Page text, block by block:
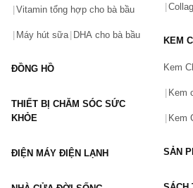
Vấn đề(*)
Vitamin tổng hợp cho bà bầu
Máy hút sữa DHA cho bà bầu
ĐỒNG HỒ
THIẾT BỊ CHĂM SÓC SỨC
KHỎE
ĐIỆN MÁY ĐIỆN LẠNH
KEM
Kem
Kem
Kem
SẢN